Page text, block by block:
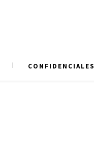
CONFIDENCIALES